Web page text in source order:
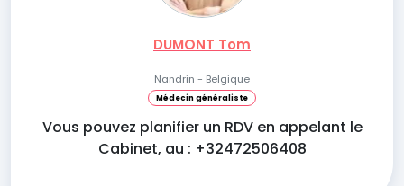
DUMONT Tom
Nandrin - Belgique
Médecin généraliste
Vous pouvez planifier un RDV en appelant le
Cabinet, au : +32472506408